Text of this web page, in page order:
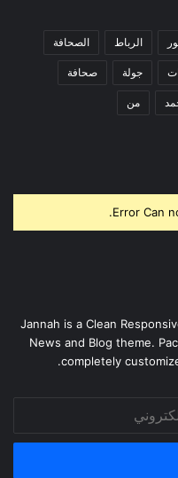
الرباط الصحافة
جولة صحافة
من
Error Can
Jannah is a Clean
News and Blog theme.
completely